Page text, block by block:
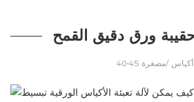
ورق دقيق القمح
40-45 أكياس /مصغرة